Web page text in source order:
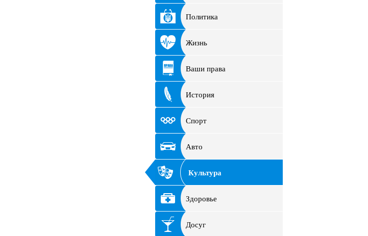
Политика
Жизнь
Ваши права
История
Спорт
Авто
Культура
Здоровье
Досуг